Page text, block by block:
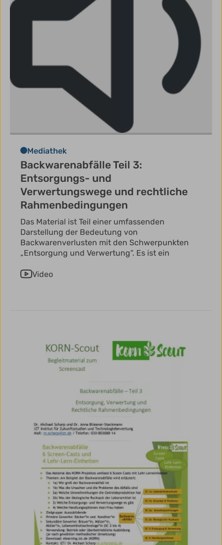
Mediathek
Backwarenabfälle Teil 3:
Entsorgungs- und
Verwertungswege und rechtliche
Rahmenbedingungen
Das Material ist Teil einer umfassenden
Darstellung der Bedeutung von
Backwarenverlusten mit den Schwerpunkten
„Entsorgung und Verwertung“. Es ist ein
Video